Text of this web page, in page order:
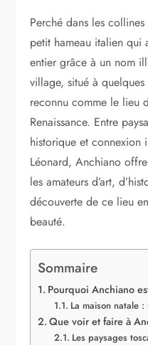
Perché dans les
petit hameau italien qui
entier grâce à un nom
village, situé à
reconnu comme le lieu
Renaissance. Entre
historique et connexion
Léonard, Anchiano
les amateurs d’art,
découverte de ce lieu
beauté.
Sommaire
Pourquoi Anchiano
La maison natale
Que voir et faire à
Les paysages